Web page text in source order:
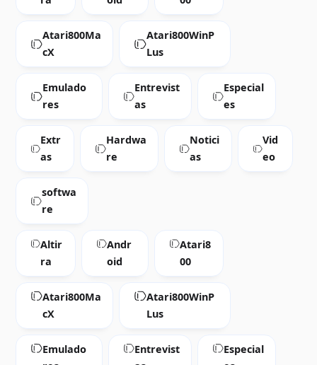
Atari800Ma
cX
Atari800WinP
Lus
Emulado
res
Entrevist
as
Especial
es
Extr
as
Hardwa
re
Notici
as
Vid
eo
softwa
re
Altir
ra
Andr
oid
Atari8
00
Atari800Ma
cX
Atari800WinP
Lus
Emulado
Entrevist
Especial